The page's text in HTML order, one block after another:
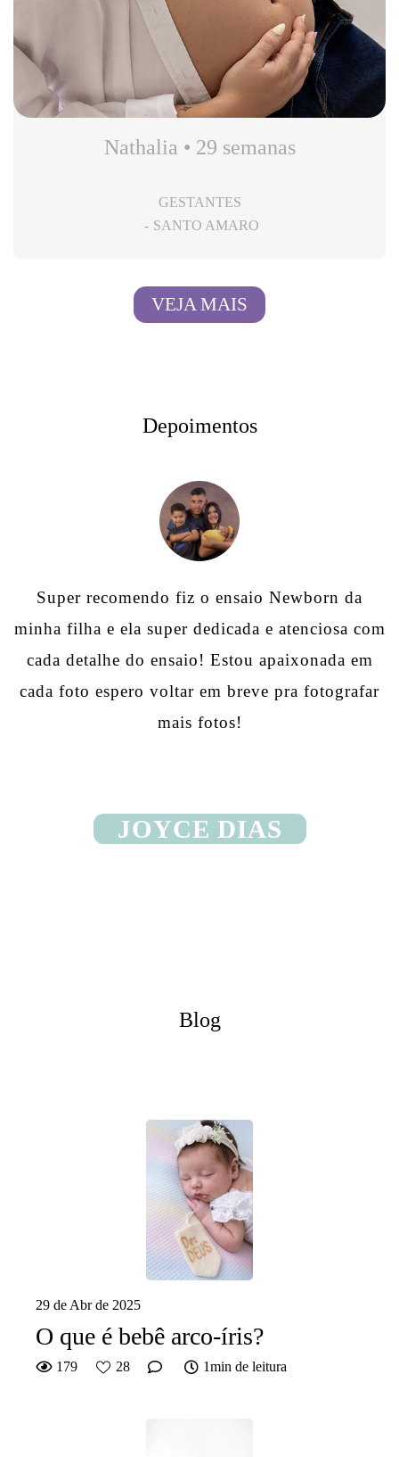
Nathalia • 29 semanas
GESTANTES
SANTO AMARO
VEJA MAIS
Depoimentos
Super recomendo fiz o ensaio Newborn da
minha filha e ela super dedicada e atenciosa com
cada detalhe do ensaio! Estou apaixonada em
cada foto espero voltar em breve pra fotografar
mais fotos!
JOYCE DIAS
Blog
29 de Abr de 2025
O que é bebê arco-íris?
179 28 1min de leitura